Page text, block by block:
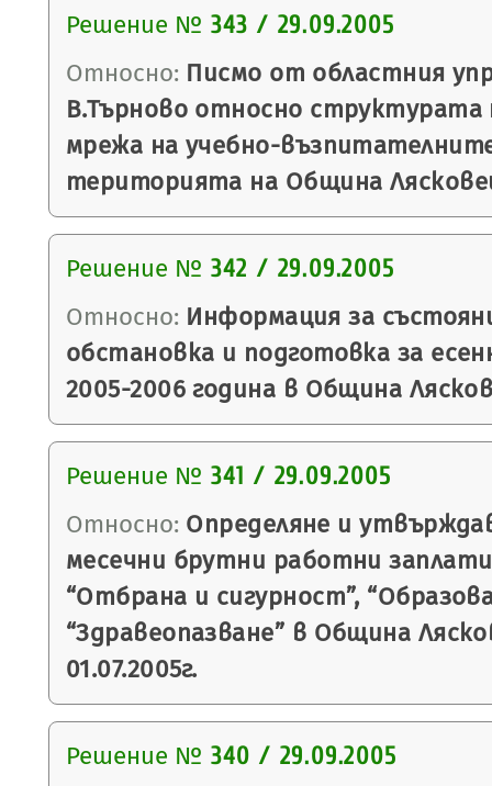
Решение № 343 / 29.09.2005
Относно: Писмо от областния
В.Търново относно структурата
мрежа на учебно-
територията на Община
Решение № 342 / 29.09.2005
Относно: Информация за
обстановка и подготовка за
2005-2006 година в Община
Решение № 341 / 29.09.2005
Относно: Определяне и
месечни брутни работни
“Отбрана и сигурност”,
“Здравеопазване” в Община
01.07.2005г.
Решение № 340 / 29.09.2005